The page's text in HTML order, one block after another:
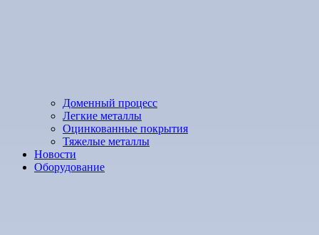
Доменный процесс
Легкие металлы
Оцинкованные покрытия
Тяжелые металлы
Новости
Оборудование